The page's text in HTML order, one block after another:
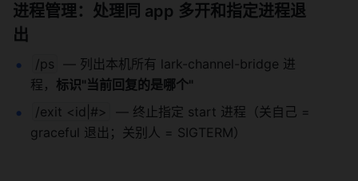
进程管理：处理同 app 多开和指定进程退
出
/ps
— 列出本机所有 lark-channel-bridge 进
程， 标识"当前回复的是哪个"
/exit <id|#>
— 终止指定 start 进程（关自己 =
graceful 退出；关别人 = SIGTERM）